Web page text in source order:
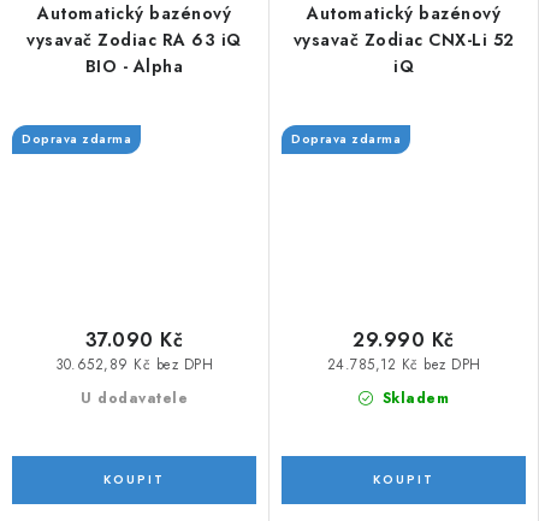
Automatický bazénový
vysavač Zodiac RA 63 iQ
BIO - Alpha
Doprava zdarma
U dodavatele
30.652,89 Kč bez DPH
37.090 Kč
Automatický bazénový
vysavač Zodiac CNX-Li 52
iQ
Doprava zdarma
Skladem
24.785,12 Kč bez DPH
29.990 Kč